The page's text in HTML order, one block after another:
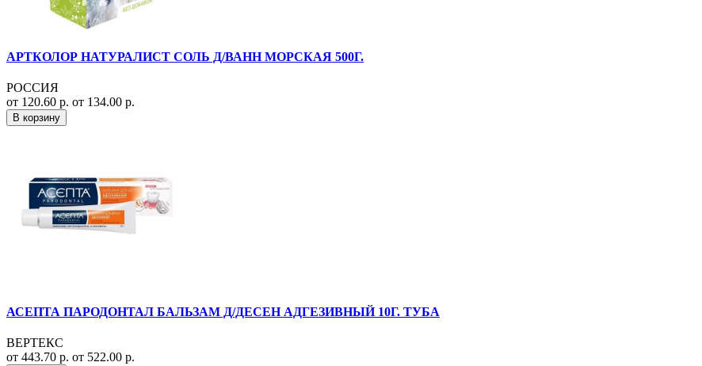
АРТКОЛОР НАТУРАЛИСТ СОЛЬ Д/ВАНН МОРСКАЯ 500Г.
РОССИЯ
от 120.60 р. от 134.00 р.
В корзину
АСЕПТА ПАРОДОНТАЛ БАЛЬЗАМ Д/ДЕСЕН АДГЕЗИВНЫЙ 10Г. ТУБА
ВЕРТЕКС
от 443.70 р. от 522.00 р.